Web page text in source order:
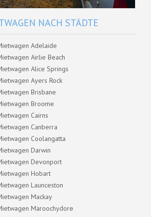
NACH STÄDTE
Adelaide
Airlie Beach
Alice Springs
Ayers Rock
Brisbane
Broome
Cairns
Canberra
Coolangatta
Darwin
Devonport
Hobart
Launceston
Mackay
Maroochydore